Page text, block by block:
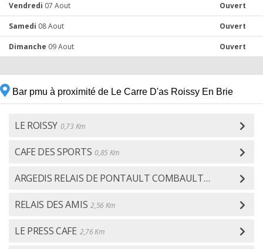
Vendredi 07 Aout Ouvert
Samedi 08 Aout Ouvert
Dimanche 09 Aout Ouvert
Bar pmu à proximité de Le Carre D'as Roissy En Brie
LE ROISSY 0,73 Km
CAFE DES SPORTS 0,85 Km
ARGEDIS RELAIS DE PONTAULT COMBAULT2,35 Km
RELAIS DES AMIS 2,56 Km
LE PRESS CAFE 2,76 Km